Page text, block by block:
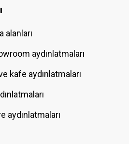
alanları
aydınlatmaları
kafe aydınlatmaları
aydınlatmaları